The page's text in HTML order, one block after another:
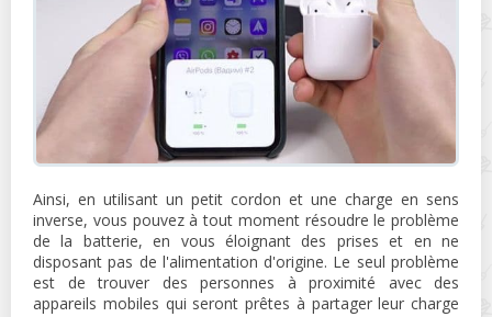
Ainsi, en utilisant un petit cordon et une charge en sens
inverse, vous pouvez à tout moment résoudre le problème
de la batterie, en vous éloignant des prises et en ne
disposant pas de l'alimentation d'origine. Le seul problème
est de trouver des personnes à proximité avec des
appareils mobiles qui seront prêtes à partager leur charge